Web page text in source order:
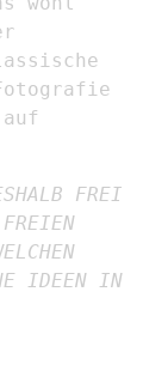
FREI
IDEEN IN